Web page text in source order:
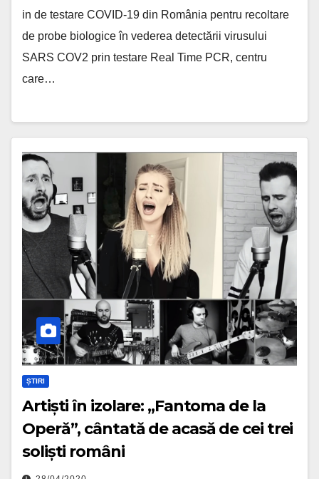
in de testare COVID-19 din România pentru recoltare
de probe biologice în vederea detectării virusului
SARS COV2 prin testare Real Time PCR, centru
care…
ȘTIRI
Artiști în izolare: „Fantoma de la
Operă”, cântată de acasă de cei trei
soliști români